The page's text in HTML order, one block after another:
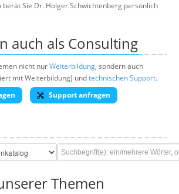
berät Sie Dr. Holger Schwichtenberg persönlich
auch als Consulting
nicht nurWeiterbildung, sondern auch
mit Weiterbildung) undtechnischen Support.
Support anfragen
Themen